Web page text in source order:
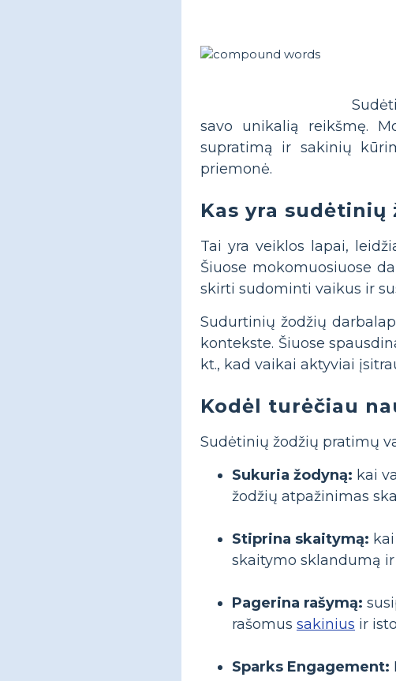
savo unikalią reikšmę.
supratimą ir sakinių
priemonė.
Kas yra sudėtinių
Tai yra veiklos lapai,
Šiuose mokomuosiuose
skirti sudominti vaikus ir
Sudurtinių žodžių
kontekste. Šiuose
kt., kad vaikai aktyviai
Kodėl turėčiau
Sudėtinių žodžių pratimų
Sukuria žodyną: kai
žodžių atpažinimas
Stiprina skaitymą:
skaitymo sklandumą
Pagerina rašymą:
rašomus sakinius ir
Sparks Engagement: